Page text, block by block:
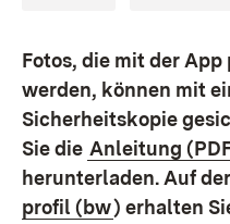
Fotos, die mit der
werden, können mit
Sicherheitskopie
Sie die Anleitung
herunterladen. Auf der
profil (bw) erhalten